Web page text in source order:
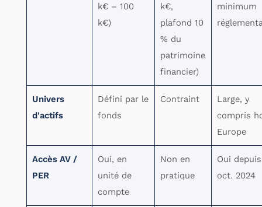
k€ – 100
k€)
k€,
plafond 10
% du
patrimoine
financier)
minimum
Univers
d'actifs
Défini par le
fonds
Contraint
Large, y
compris
Europe
Accès AV /
PER
Oui, en
unité de
compte
Non en
pratique
Oui depuis
oct. 2024